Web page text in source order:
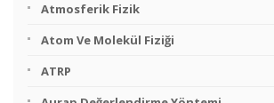
Atmosferik Fizik
Atom Ve Molekül Fiziği
ATRP